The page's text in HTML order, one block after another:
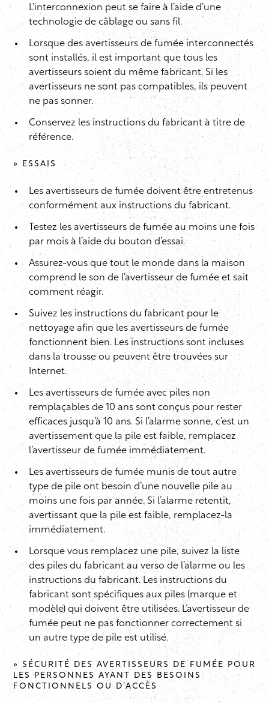
L’interconnexion peut se faire à l’aide d’une
technologie de câblage ou sans fil.
Lorsque des avertisseurs de fumée interconnectés
sont installés, il est important que tous les
avertisseurs soient du même fabricant. Si les
avertisseurs ne sont pas compatibles, ils peuvent
ne pas sonner.
Conservez les instructions du fabricant à titre de
référence.
» ESSAIS
Les avertisseurs de fumée doivent être entretenus
conformément aux instructions du fabricant.
Testez les avertisseurs de fumée au moins une fois
par mois à l’aide du bouton d’essai.
Assurez-vous que tout le monde dans la maison
comprend le son de l’avertisseur de fumée et sait
comment réagir.
Suivez les instructions du fabricant pour le
nettoyage afin que les avertisseurs de fumée
fonctionnent bien. Les instructions sont incluses
dans la trousse ou peuvent être trouvées sur
Internet.
Les avertisseurs de fumée avec piles non
remplaçables de 10 ans sont conçus pour rester
efficaces jusqu’à 10 ans. Si l’alarme sonne, c’est un
avertissement que la pile est faible, remplacez
l’avertisseur de fumée immédiatement.
Les avertisseurs de fumée munis de tout autre
type de pile ont besoin d’une nouvelle pile au
moins une fois par année. Si l’alarme retentit,
avertissant que la pile est faible, remplacez-la
immédiatement.
Lorsque vous remplacez une pile, suivez la liste
des piles du fabricant au verso de l’alarme ou les
instructions du fabricant. Les instructions du
fabricant sont spécifiques aux piles (marque et
modèle) qui doivent être utilisées. L’avertisseur de
fumée peut ne pas fonctionner correctement si
un autre type de pile est utilisé.
» SÉCURITÉ DES AVERTISSEURS DE FUMÉE POUR
LES PERSONNES AYANT DES BESOINS
FONCTIONNELS OU D’ACCÈS